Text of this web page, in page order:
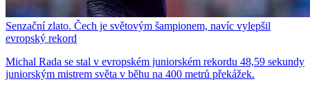
Senzační zlato. Čech je světovým šampionem, navíc vylepšil
evropský rekord
Michal Rada se stal v evropském juniorském rekordu 48,59 sekundy
juniorským mistrem světa v běhu na 400 metrů překážek.